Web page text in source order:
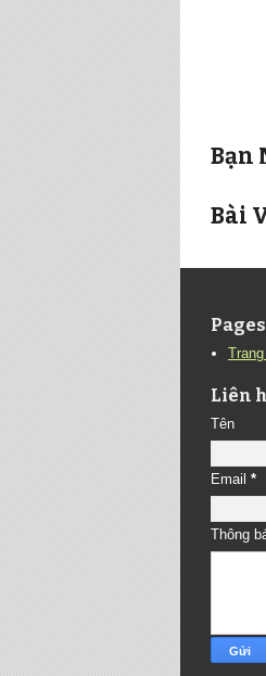
Bạn
Bài
Pages
Liên
Tên
Email *
Thông